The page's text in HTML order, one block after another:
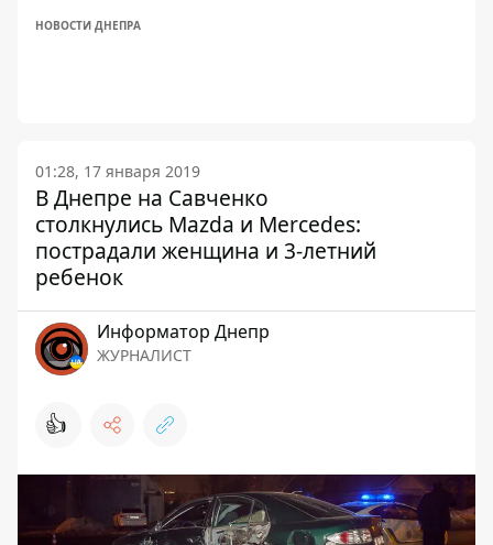
НОВОСТИ ДНЕПРА
01:28, 17 января 2019
В Днепре на Савченко
столкнулись Mazda и Mercedes:
пострадали женщина и 3-летний
ребенок
Информатор Днепр
ЖУРНАЛИСТ
👍